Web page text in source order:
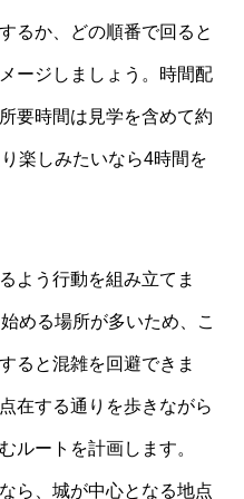
るか、どの順番で回ると
ージしましょう。時間配
要時間は見学を含めて約
楽しみたいなら4時間を
よう行動を組み立てま
める場所が多いため、こ
ると混雑を回避できま
在する通りを歩きながら
ルートを計画します。
ら、城が中心となる地点